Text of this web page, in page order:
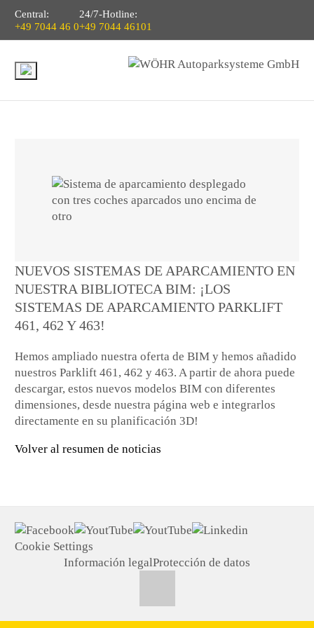
Central:
+49 7044 46 0
24/7-Hotline:
+49 7044 46101
NUEVOS SISTEMAS DE APARCAMIENTO EN
NUESTRA BIBLIOTECA BIM: ¡LOS
SISTEMAS DE APARCAMIENTO PARKLIFT
461, 462 Y 463!
Hemos ampliado nuestra oferta de BIM y hemos añadido
nuestros Parklift 461, 462 y 463. A partir de ahora puede
descargar, estos nuevos modelos BIM con diferentes
dimensiones, desde nuestra página web e integrarlos
directamente en su planificación 3D!
Volver al resumen de noticias
Cookie Settings
Información legalProtección de datos